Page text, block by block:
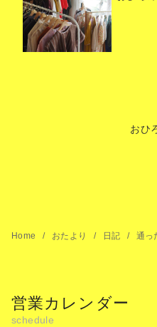
おひ
Home おたより 日記 通っ
営業カレンダー